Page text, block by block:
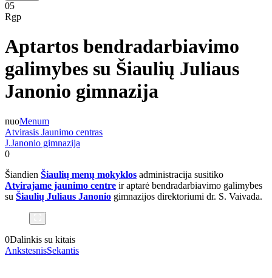
05
Rgp
Aptartos bendradarbiavimo
galimybes su Šiaulių Juliaus
Janonio gimnazija
nuoMenum
Atvirasis Jaunimo centras
J.Janonio gimnazija
0
Šiandien Šiaulių menų mokyklos administracija susitiko
Atvirajame jaunimo centre ir aptarė bendradarbiavimo galimybes
su Šiaulių Juliaus Janonio gimnazijos direktoriumi dr. S. Vaivada.
0Dalinkis su kitais
AnkstesnisSekantis